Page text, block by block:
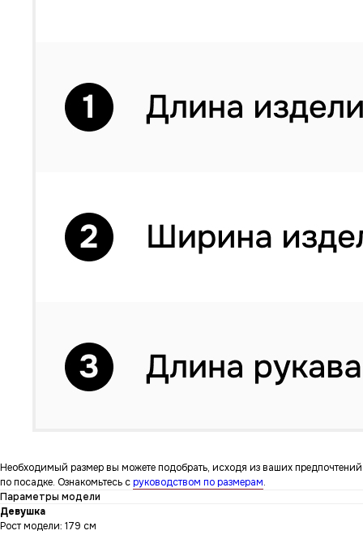
Необходимый размер вы можете подобрать, исходя из ваших предпочтений
по посадке. Ознакомьтесь сруководством по размерам.
Параметры модели
Девушка
Рост модели: 179 см